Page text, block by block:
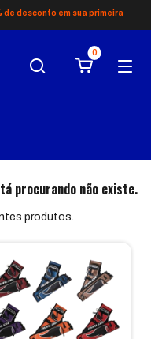
de desconto em sua primeira
0
procurando não existe.
produtos.